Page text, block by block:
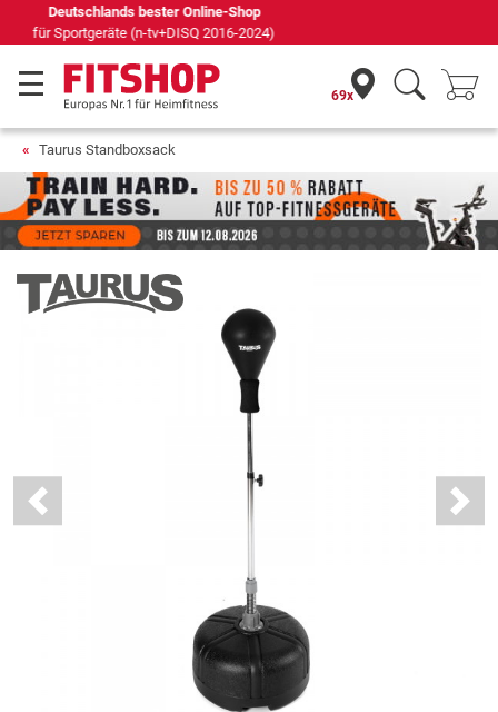
Seit 42 Jahren Ihr Experte für Heimfitness
69x
Taurus Standboxsack
Previous Next